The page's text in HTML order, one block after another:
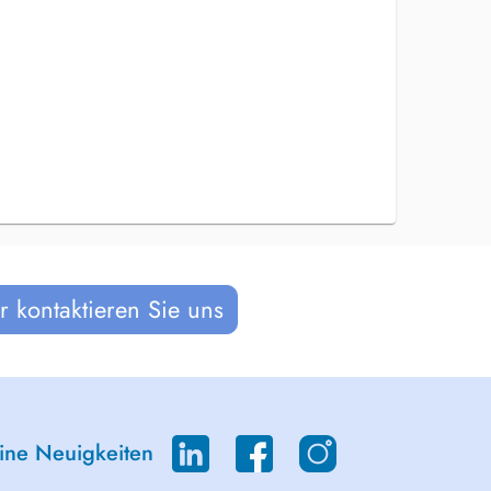
kontaktieren Sie uns
Neuigkeiten